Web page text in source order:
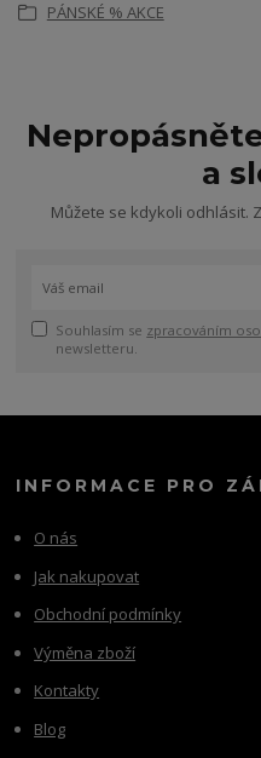
PÁNSKÉ % AKCE
a
Můžete se kdykoli odhlásit.
Souhlasím se zpracováním
newsletteru.
INFORMACE PRO
O nás
Jak nakupovat
Obchodní podmínky
Výměna zboží
Kontakty
Blog